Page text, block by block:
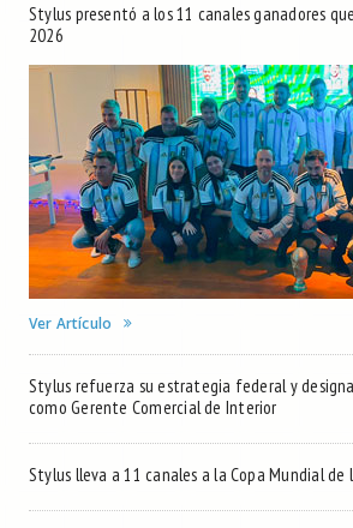
Stylus presentó a los 11 canales ganadores
2026
Ver Artículo
Stylus refuerza su estrategia federal y
como Gerente Comercial de Interior
Stylus lleva a 11 canales a la Copa Mundial de